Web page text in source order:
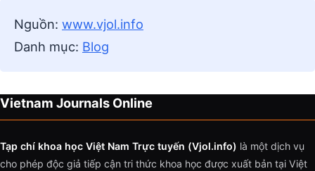
Nguồn: www.vjol.info
Danh mục: Blog
Vietnam Journals Online
Tạp chí khoa học Việt Nam Trực tuyến (Vjol.info) là một dịch vụ
cho phép độc giả tiếp cận tri thức khoa học được xuất bản tại Việt